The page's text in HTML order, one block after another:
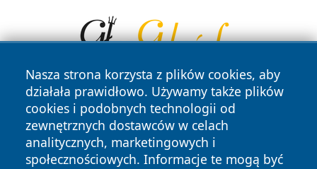
Nasza strona korzysta z plików cookies, aby
działała prawidłowo. Używamy także plików
cookies i podobnych technologii od
zewnętrznych dostawców w celach
analitycznych, marketingowych i
społecznościowych. Informacje te mogą być